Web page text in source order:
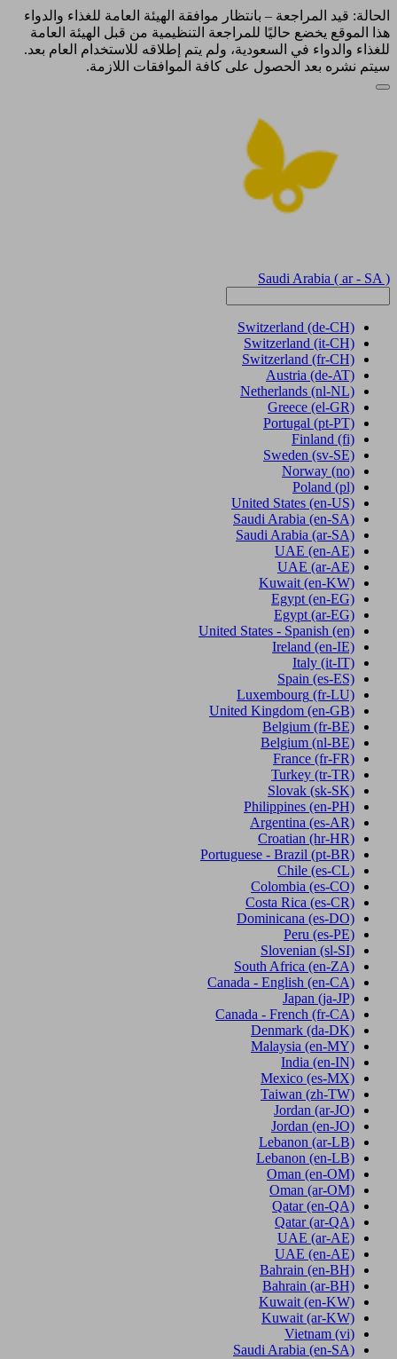
الحالة: قيد المراجعة – بانتظار موافقة الهيئة العامة للغذاء والدواء
هذا الموقع يخضع حاليًا للمراجعة التنظيمية من قبل الهيئة العامة
للغذاء والدواء في السعودية، ولم يتم إطلاقه للاستخدام العام بعد.
سيتم نشره بعد الحصول على كافة الموافقات اللازمة.
Saudi Arabia ( ar - SA )
Switzerland (de-CH)
Switzerland (it-CH)
Switzerland (fr-CH)
Austria (de-AT)
Netherlands (nl-NL)
Greece (el-GR)
Portugal (pt-PT)
Finland (fi)
Sweden (sv-SE)
Norway (no)
Poland (pl)
United States (en-US)
Saudi Arabia (en-SA)
Saudi Arabia (ar-SA)
UAE (en-AE)
UAE (ar-AE)
Kuwait (en-KW)
Egypt (en-EG)
Egypt (ar-EG)
United States - Spanish (en)
Ireland (en-IE)
Italy (it-IT)
Spain (es-ES)
Luxembourg (fr-LU)
United Kingdom (en-GB)
Belgium (fr-BE)
Belgium (nl-BE)
France (fr-FR)
Turkey (tr-TR)
Slovak (sk-SK)
Philippines (en-PH)
Argentina (es-AR)
Croatian (hr-HR)
Portuguese - Brazil (pt-BR)
Chile (es-CL)
Colombia (es-CO)
Costa Rica (es-CR)
Dominicana (es-DO)
Peru (es-PE)
Slovenian (sl-SI)
South Africa (en-ZA)
Canada - English (en-CA)
Japan (ja-JP)
Canada - French (fr-CA)
Denmark (da-DK)
Malaysia (en-MY)
India (en-IN)
Mexico (es-MX)
Taiwan (zh-TW)
Jordan (ar-JO)
Jordan (en-JO)
Lebanon (ar-LB)
Lebanon (en-LB)
Oman (en-OM)
Oman (ar-OM)
Qatar (en-QA)
Qatar (ar-QA)
UAE (ar-AE)
UAE (en-AE)
Bahrain (en-BH)
Bahrain (ar-BH)
Kuwait (en-KW)
Kuwait (ar-KW)
Vietnam (vi)
Saudi Arabia (en-SA)